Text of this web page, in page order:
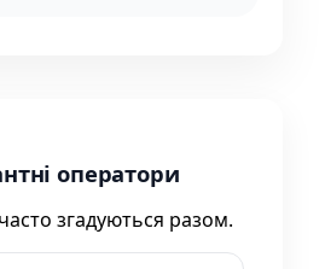
оператори
згадуються разом.